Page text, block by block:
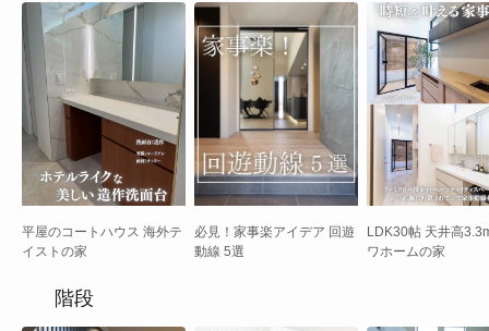
平屋のコートハウス 海外テ
イストの家
必見！家事楽アイデア 回遊
動線 5選
LDK30帖 天井高
ワホームの家
階段